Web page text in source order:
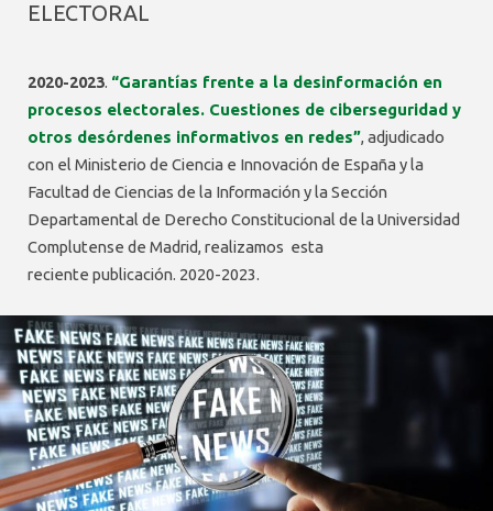
ELECTORAL
2020-2023. “Garantías frente a la desinformación en
procesos electorales. Cuestiones de ciberseguridad y
otros desórdenes informativos en redes”, adjudicado
con el Ministerio de Ciencia e Innovación de España y la
Facultad de Ciencias de la Información y la Sección
Departamental de Derecho Constitucional de la Universidad
Complutense de Madrid, realizamos esta
reciente publicación. 2020-2023.